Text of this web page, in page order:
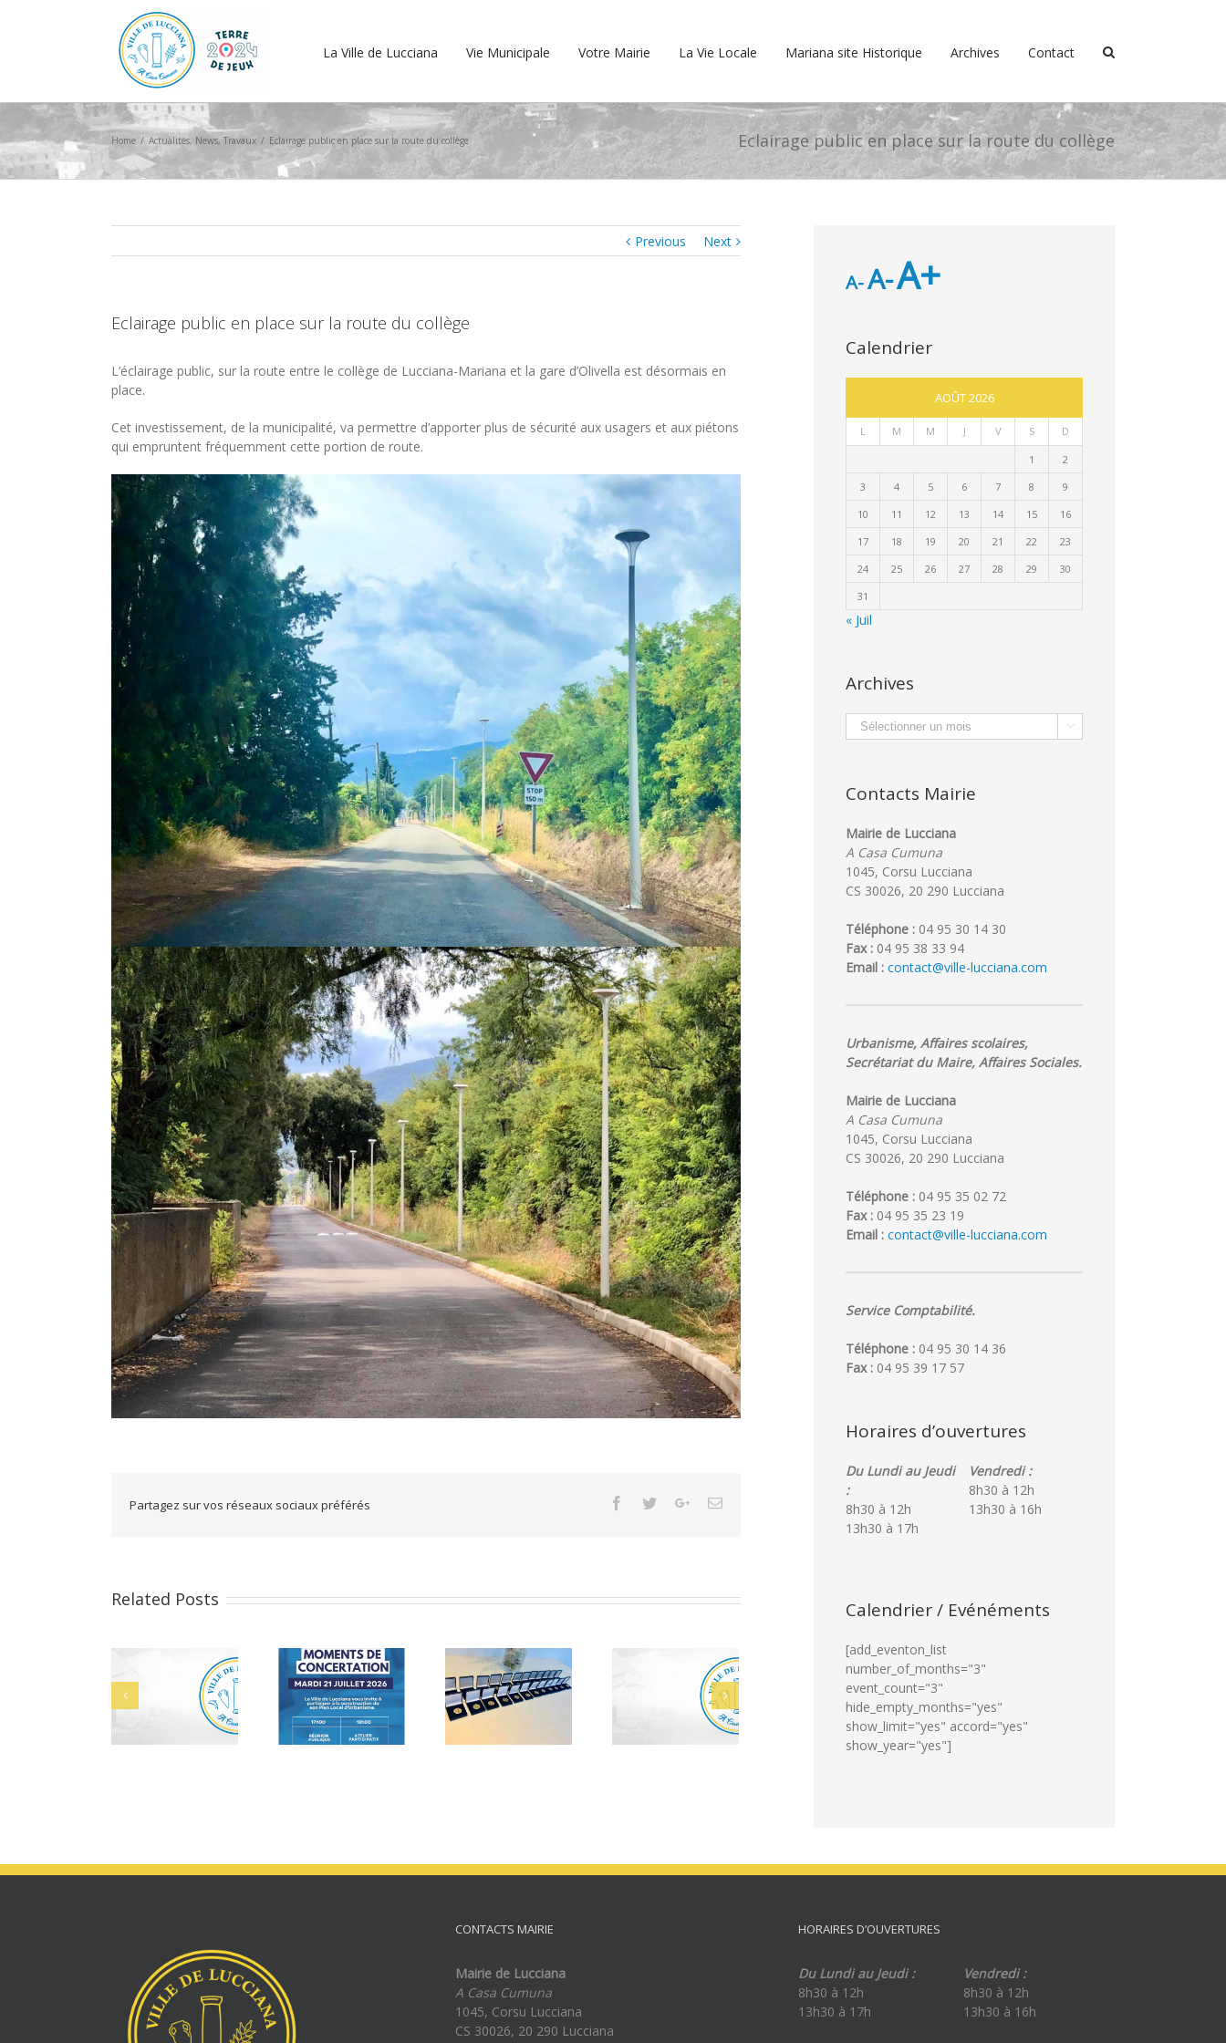
La Ville de Lucciana Vie Municipale Votre Mairie La Vie Locale Mariana site Historique Archives Contact
Eclairage public en place sur la route du collège
Home / Actualités, News, Travaux / Eclairage public en place sur la route du collège
Previous Next
Eclairage public en place sur la route du collège
L’éclairage public, sur la route entre le collège de Lucciana-Mariana et la gare d’Olivella est désormais en
place.
Cet investissement, de la municipalité, va permettre d’apporter plus de sécurité aux usagers et aux piétons
qui empruntent fréquemment cette portion de route.
Partagez sur vos réseaux sociaux préférés Facebook
TwitterGoogle+Email
Related Posts
Musée de
Mariana : Agent
PLU : Moments
de concertation
Cérémonie des
juillet 2026
Bacheliers 2026
A-A-A+
Calendrier
AOÛT 2026
L M M J V S D
1
2
3
4 5 6 7 8
9
10
11 12 13 14 15
16
17
18 19 20 21 22
23
24
25 26 27 28 29
30
31
« Juil
Archives
Archives 
Contacts Mairie
Mairie de Lucciana
A Casa Cumuna
1045, Corsu Lucciana
CS 30026, 20 290 Lucciana
Téléphone : 04 95 30 14 30
Fax : 04 95 38 33 94
Email : contact@ville-lucciana.com
Urbanisme, Affaires scolaires,
Secrétariat du Maire, Affaires Sociales.
Mairie de Lucciana
A Casa Cumuna
1045, Corsu Lucciana
CS 30026, 20 290 Lucciana
Téléphone : 04 95 35 02 72
Fax : 04 95 35 23 19
Email : contact@ville-lucciana.com
Service Comptabilité.
Téléphone : 04 95 30 14 36
Fax : 04 95 39 17 57
Horaires d’ouvertures
Du Lundi au Jeudi
:
8h30 à 12h
13h30 à 17h
Vendredi :
8h30 à 12h
13h30 à 16h
Calendrier / Evénéments
[add_eventon_list
number_of_months="3"
event_count="3"
hide_empty_months="yes"
show_limit="yes" accord="yes"
show_year="yes"]
CONTACTS MAIRIE
Mairie de Lucciana
A Casa Cumuna
1045, Corsu Lucciana
CS 30026, 20 290 Lucciana
HORAIRES D’OUVERTURES
Du Lundi au Jeudi :
8h30 à 12h
13h30 à 17h
Vendredi :
8h30 à 12h
13h30 à 16h